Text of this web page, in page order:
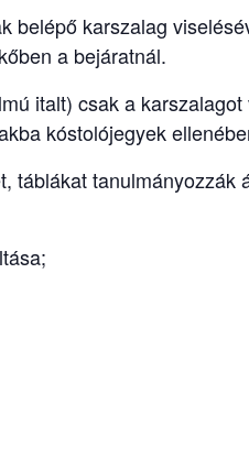
belépő karszalag
a bejáratnál.
italt) csak a
kóstolójegyek
táblákat